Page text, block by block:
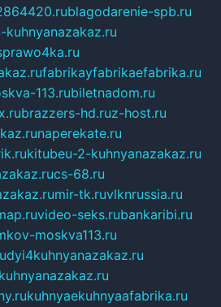
blagodarenie-spb.ru
fabrikayfabrikaefabrika.ru
113.rubiletnadom.ru
brazzers-hd.ruz-host.ru
naperekate.ru
kitubeu-2-kuhnyanazakaz.ru
cs-68.ru
mir-tk.ruvlknrussia.ru
video-seks.rubankaribi.ru
moskva113.ru
kuhnyaekuhnyaafabrika.ru